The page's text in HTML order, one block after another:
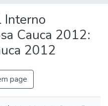
Interno
Cauca 2012:
2012
page